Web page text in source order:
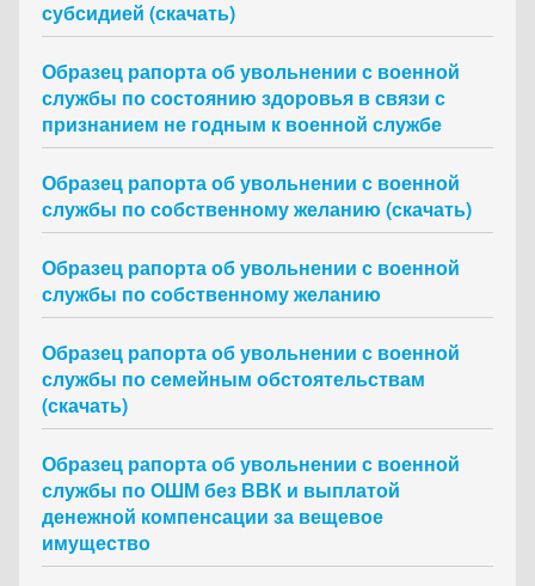
субсидией (скачать)
Образец рапорта об увольнении с военной
службы по состоянию здоровья в связи с
признанием не годным к военной службе
Образец рапорта об увольнении с военной
службы по собственному желанию (скачать)
Образец рапорта об увольнении с военной
службы по собственному желанию
Образец рапорта об увольнении с военной
службы по семейным обстоятельствам
(скачать)
Образец рапорта об увольнении с военной
службы по ОШМ без ВВК и выплатой
денежной компенсации за вещевое
имущество